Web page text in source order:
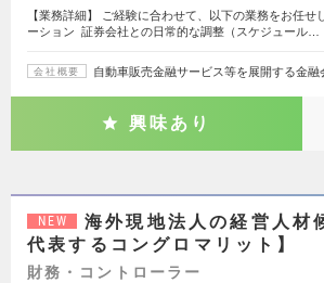
【業務詳細】 ご経験に合わせて、以下の業務をお任
ーション 証券会社との日常的な調整（スケジュール…
会社概要 自動車販売金融サービス等を展開する金融
興味あり
NEW
海外現地法人の経営人材
代表するコングロマリット】
財務・コントローラー